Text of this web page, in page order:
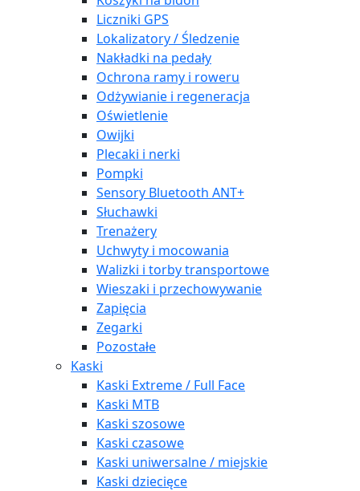
Liczniki GPS
Lokalizatory / Śledzenie
Nakładki na pedały
Ochrona ramy i roweru
Odżywianie i regeneracja
Oświetlenie
Owijki
Plecaki i nerki
Pompki
Sensory Bluetooth ANT+
Słuchawki
Trenażery
Uchwyty i mocowania
Walizki i torby transportowe
Wieszaki i przechowywanie
Zapięcia
Zegarki
Pozostałe
Kaski
Kaski Extreme / Full Face
Kaski MTB
Kaski szosowe
Kaski czasowe
Kaski uniwersalne / miejskie
Kaski dziecięce